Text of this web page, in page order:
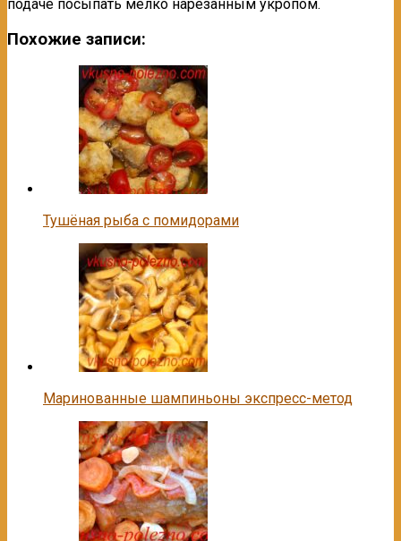
подаче посыпать мелко нарезанным укропом.
Похожие записи:
Тушёная рыба с помидорами
Маринованные шампиньоны экспресс-метод